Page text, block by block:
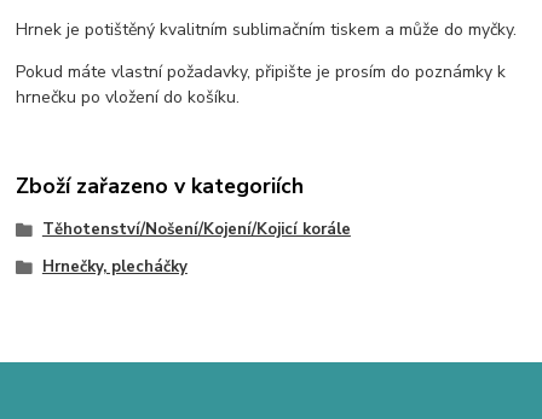
Hrnek je potištěný kvalitním sublimačním tiskem a může do myčky.
Pokud máte vlastní požadavky, připište je prosím do poznámky k
hrnečku po vložení do košíku.
Zboží zařazeno v kategoriích
Těhotenství/Nošení/Kojení/Kojicí korále
Hrnečky, plecháčky